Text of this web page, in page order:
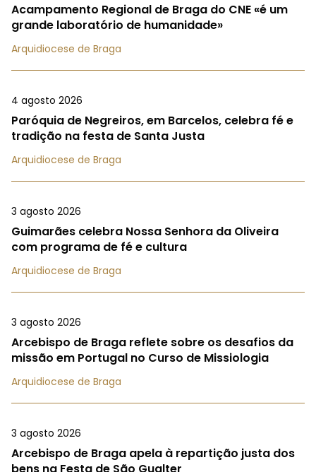
Acampamento Regional de Braga do CNE «é um
grande laboratório de humanidade»
Arquidiocese de Braga
4 agosto 2026
Paróquia de Negreiros, em Barcelos, celebra fé e
tradição na festa de Santa Justa
Arquidiocese de Braga
3 agosto 2026
Guimarães celebra Nossa Senhora da Oliveira
com programa de fé e cultura
Arquidiocese de Braga
3 agosto 2026
Arcebispo de Braga reflete sobre os desafios da
missão em Portugal no Curso de Missiologia
Arquidiocese de Braga
3 agosto 2026
Arcebispo de Braga apela à repartição justa dos
bens na Festa de São Gualter